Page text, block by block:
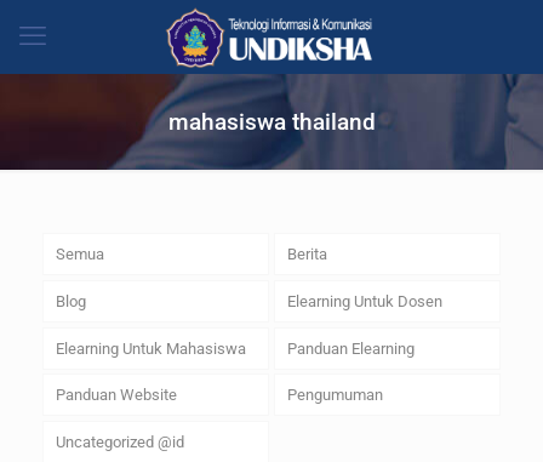
mahasiswa thailand
Semua Berita
Blog Elearning Untuk Dosen
Elearning Untuk Mahasiswa Panduan Elearning
Panduan Website Pengumuman
Uncategorized @id